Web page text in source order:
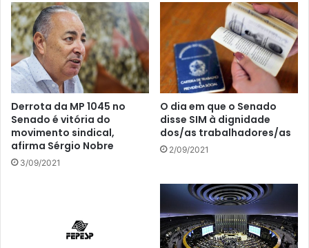
Derrota da MP 1045 no
Senado é vitória do
movimento sindical,
afirma Sérgio Nobre
3/09/2021
O dia em que o Senado
disse SIM à dignidade
dos/as trabalhadores/as
2/09/2021